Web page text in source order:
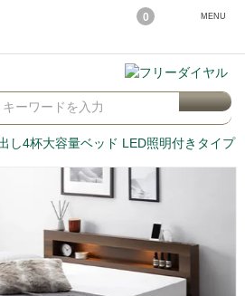
0 MENU
し4杯大容量ベッド LED照明付きタイプ